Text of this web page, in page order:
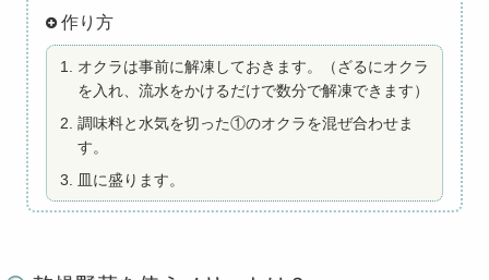
作り方
オクラは事前に解凍しておきます。（ざるにオクラ
を入れ、流水をかけるだけで数分で解凍できます）
調味料と水気を切った①のオクラを混ぜ合わせま
す。
皿に盛ります。